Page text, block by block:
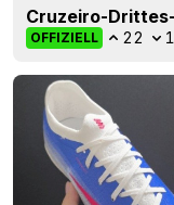
Cruzeiro-
OFFIZIELL 22